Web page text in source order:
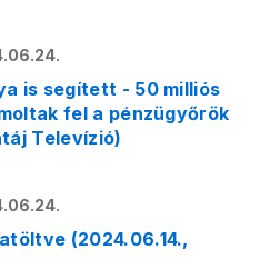
is segített - 50 milliós
fel a pénzügyőrök
Televízió)
(2024.06.14.,